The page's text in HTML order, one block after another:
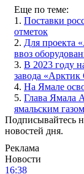
Еще по теме:
1. Поставки
отметок
2. Для проекта
ввоз
3. В 2023 году
завода
4. На Ямале
5. Глава Ямала
ямальским
Подписывайтесь
новостей дня.
Реклама
Новости
16:38